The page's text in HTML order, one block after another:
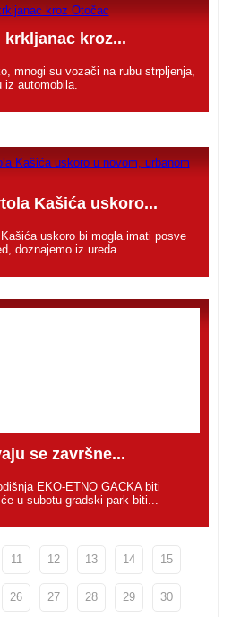
krkljanac kroz...
mnogi su vozači na rubu strpljenja,
iz automobila.
Kašića uskoro...
uskoro bi mogla imati posve
doznajemo iz ureda...
se završne...
EKO-ETNO GACKA biti
u subotu gradski park biti...
11 12 13 14 15
26 27 28 29 30